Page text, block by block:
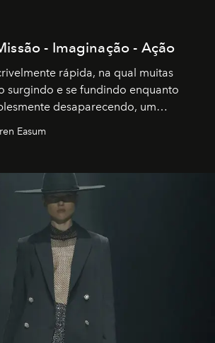
- Imaginação - Ação
rápida, na qual muitas
surgindo e se fundindo enquanto
desaparecendo, um
abrindo caminho para muitos
um claro senso de missão na vida e
Easum